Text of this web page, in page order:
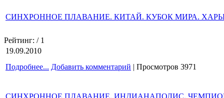
СИНХРОННОЕ ПЛАВАНИЕ. КИТАЙ. КУБОК МИРА.
Рейтинг: / 1
19.09.2010
Подробнее... Добавить комментарий | Просмотров 3971
СИНХРОННОЕ ПЛАВАНИЕ. ИНДИАНАПОЛИС.